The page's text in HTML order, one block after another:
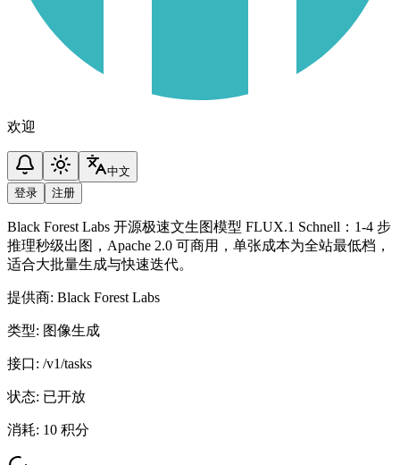
欢迎
中文
登录
注册
Black Forest Labs 开源极速文生图模型 FLUX.1 Schnell：1-4 步
推理秒级出图，Apache 2.0 可商用，单张成本为全站最低档，
适合大批量生成与快速迭代。
提供商: Black Forest Labs
类型: 图像生成
接口: /v1/tasks
状态: 已开放
消耗: 10 积分